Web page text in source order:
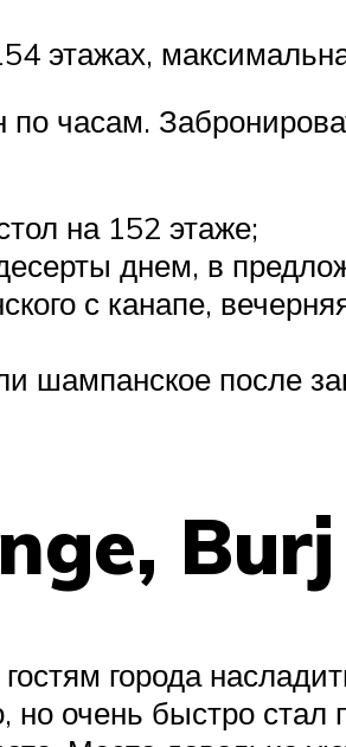
этажах,
часам.
на 152 этаже;
днем, в
с канапе,
шампанское после
города
очень быстро